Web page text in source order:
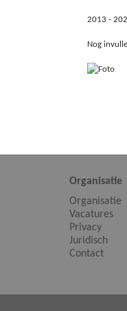
2013 -
Nog
Organisatie
Organisatie
Vacatures
Privacy
Juridisch
Contact